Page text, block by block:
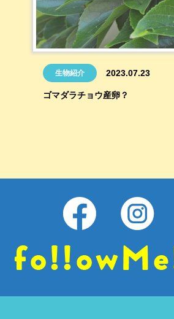
生物紹介 2023.07.23
ゴマダラチョウ産卵？